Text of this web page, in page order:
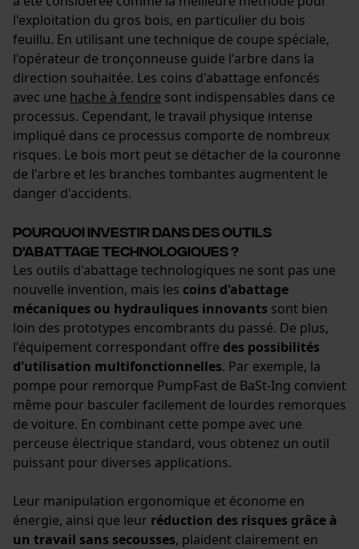
l'exploitation du gros bois, en particulier du bois
feuillu. En utilisant une technique de coupe spéciale,
l'opérateur de tronçonneuse guide l'arbre dans la
direction souhaitée. Les coins d'abattage enfoncés
avec une hache à fendre sont indispensables dans ce
processus. Cependant, le travail physique intense
impliqué dans ce processus comporte de nombreux
risques. Le bois mort peut se détacher de la couronne
de l'arbre et les branches tombantes augmentent le
danger d'accidents.
Pourquoi investir dans des outils
d'abattage technologiques ?
Les outils d'abattage technologiques ne sont pas une
nouvelle invention, mais les coins d'abattage
mécaniques ou hydrauliques innovants sont bien
loin des prototypes encombrants du passé. De plus,
l'équipement correspondant offre des possibilités
d'utilisation multifonctionnelles. Par exemple, la
pompe pour remorque PumpFast de BaSt-Ing convient
même pour basculer facilement de lourdes remorques
de voiture. En combinant cette pompe avec une
perceuse électrique standard, vous obtenez un outil
puissant pour diverses applications.
Leur manipulation ergonomique et économe en
énergie, ainsi que leur réduction des risques grâce à
un travail sans secousses, plaident clairement en
Cookies marketing
Google Global Site Tag
Microsoft Advertising Universal
Event Tracking
Survicate